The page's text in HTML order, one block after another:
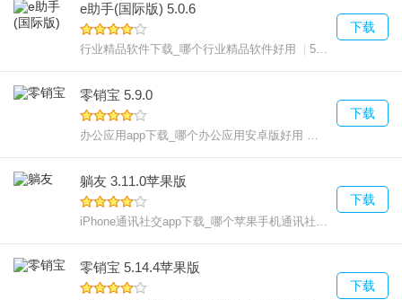
e助手(国际版) 5.0.6
行业精品软件下载_哪个行业精品软件好用 55.98 MB
下载
零销宝 5.9.0
办公应用app下载_哪个办公应用安卓版好用63.56 MB
下载
躺友 3.11.0苹果版
iPhone通讯社交app下载_哪个苹果手机通讯社交好用
下载
零销宝 5.14.4苹果版
下载